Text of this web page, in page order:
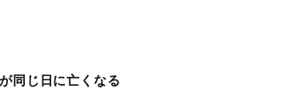
同じ日に亡くなる